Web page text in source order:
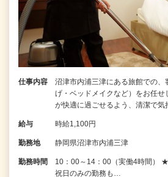
仕事内容
沼津市内浦三津にある旅館での
げ・ベッドメイクなど）をお任せ
が快適に過ごせるよう、清潔で
給与 時給1,100円
勤務地 静岡県沼津市内浦三津
勤務時間
10：00～14：00（実働4時間）
祝日のみの勤務も…